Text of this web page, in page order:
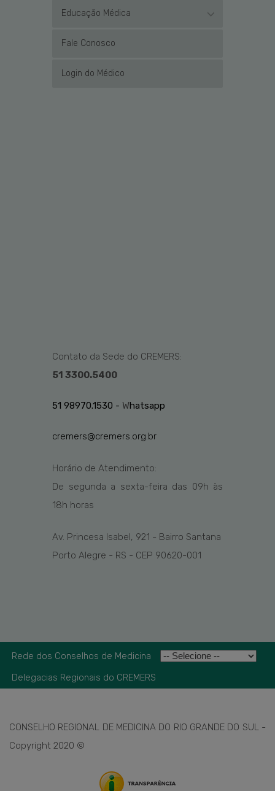
Educação Médica
Fale Conosco
Login do Médico
Contato da Sede do CREMERS:
51 3300.5400
51 98970.1530 - Whatsapp
cremers@cremers.org.br
Horário de Atendimento:
De segunda a sexta-feira das 09h às
18h horas
Av. Princesa Isabel, 921 - Bairro Santana
Porto Alegre - RS - CEP 90620-001
Rede dos Conselhos de Medicina
Delegacias Regionais do CREMERS
CONSELHO REGIONAL DE MEDICINA DO RIO GRANDE DO SUL -
Copyright 2020 ©